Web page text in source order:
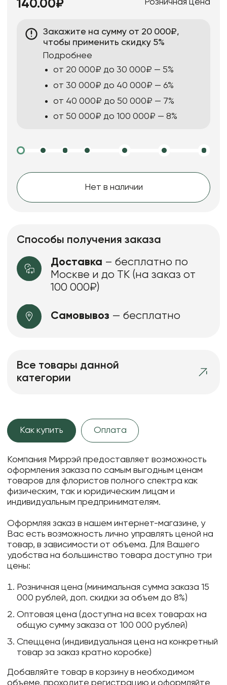
140.00₽ Розничная цена
Закажите на сумму от 20 000₽,
чтобы применить скидку 5%
Подробнее
от 20 000₽ до 30 000₽ — 5%
от 30 000₽ до 40 000₽ — 6%
от 40 000₽ до 50 000₽ — 7%
от 50 000₽ до 100 000₽ — 8%
Нет в наличии
Способы получения заказа
Доставка – бесплатно по
Москве и до ТК (на заказ от
100 000₽)
Самовывоз — бесплатно
Все товары данной
категории
Как купить Оплата
Компания Миррэй предоставляет возможность
оформления заказа по самым выгодным ценам
товаров для флористов полного спектра как
физическим, так и юридическим лицам и
индивидуальным предпринимателям.
Оформляя заказ в нашем интернет-магазине, у
Вас есть возможность лично управлять ценой на
товар, в зависимости от объема. Для Вашего
удобства на большинство товара доступно три
цены:
Розничная цена (минимальная сумма заказа 15
000 рублей, доп. скидки за объем до 8%)
Оптовая цена (доступна на всех товарах на
общую сумму заказа от 100 000 рублей)
Спеццена (индивидуальная цена на конкретный
товар за заказ кратно коробке)
Добавляйте товар в корзину в необходимом
объеме, проходите регистрацию и оформляйте